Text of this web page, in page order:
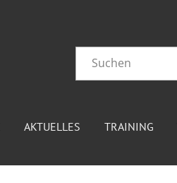
AKTUELLES TRAINING